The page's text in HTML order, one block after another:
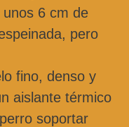
6 cm de
pero
fino, denso y
aislante térmico
soportar